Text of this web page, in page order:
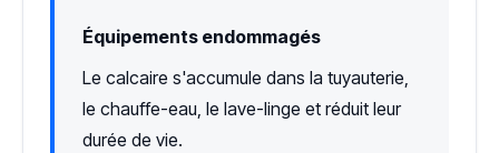
Équipements endommagés
Le calcaire s'accumule dans la tuyauterie,
le chauffe-eau, le lave-linge et réduit leur
durée de vie.